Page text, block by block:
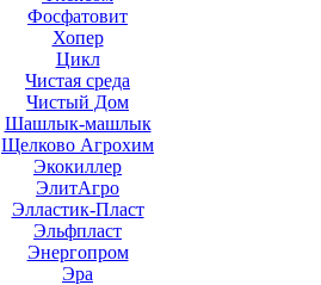
Фосфатовит
Хопер
Цикл
Чистая среда
Чистый Дом
Шашлык-машлык
Щелково Агрохим
Экокиллер
ЭлитАгро
Элластик-Пласт
Эльфпласт
Энергопром
Эра